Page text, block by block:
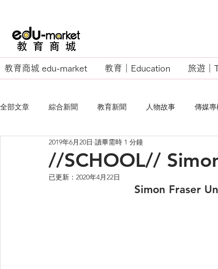
教育商城 edu-market 教育｜Education 旅遊｜
全部文章 綜合新聞 教育新聞 人物故事 傳媒
EU Business School
//SCHOOL//
2019年6月20日 讀畢需時 1 分鐘
已更新： 2020年4月22日
Simon Fraser